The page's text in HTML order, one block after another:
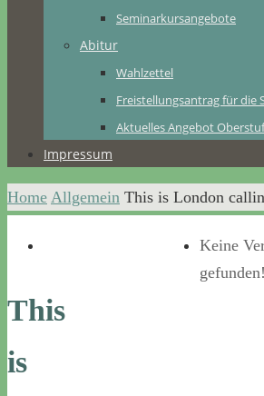
Seminarkursangebote
Abitur
Wahlzettel
Freistellungsantrag für die
Aktuelles Angebot
Impressum
Home Allgemein This is London
This
is
Keine
gefunden!